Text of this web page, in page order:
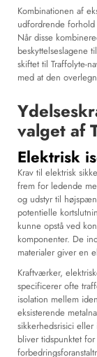
Kombinationen af
udfordrende
Når disse
beskyttelseslagene
skiftet til Traffolyte-
med at den
valget af
Elektrisk
Krav til elektrisk
frem for ledende
og udstyr til
potentielle
kunne opstå ved
komponenter. De
materialer giver en
Kraftværker,
specificerer ofte
isolation mellem
eksisterende
sikkerhedsrisici
bliver tidspunktet